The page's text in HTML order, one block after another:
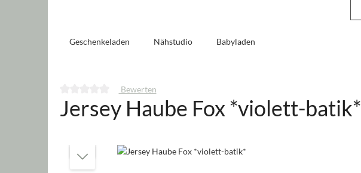
Geschenkeladen Nähstudio Babyladen
Durchschnittliche Bewertung von 0 von 5 Sternen
Bewerten
Jersey Haube Fox *violett-batik*
Bildergalerie überspringen